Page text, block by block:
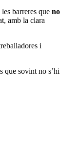
barreres que no
amb la clara
i
que sovint no s’hi